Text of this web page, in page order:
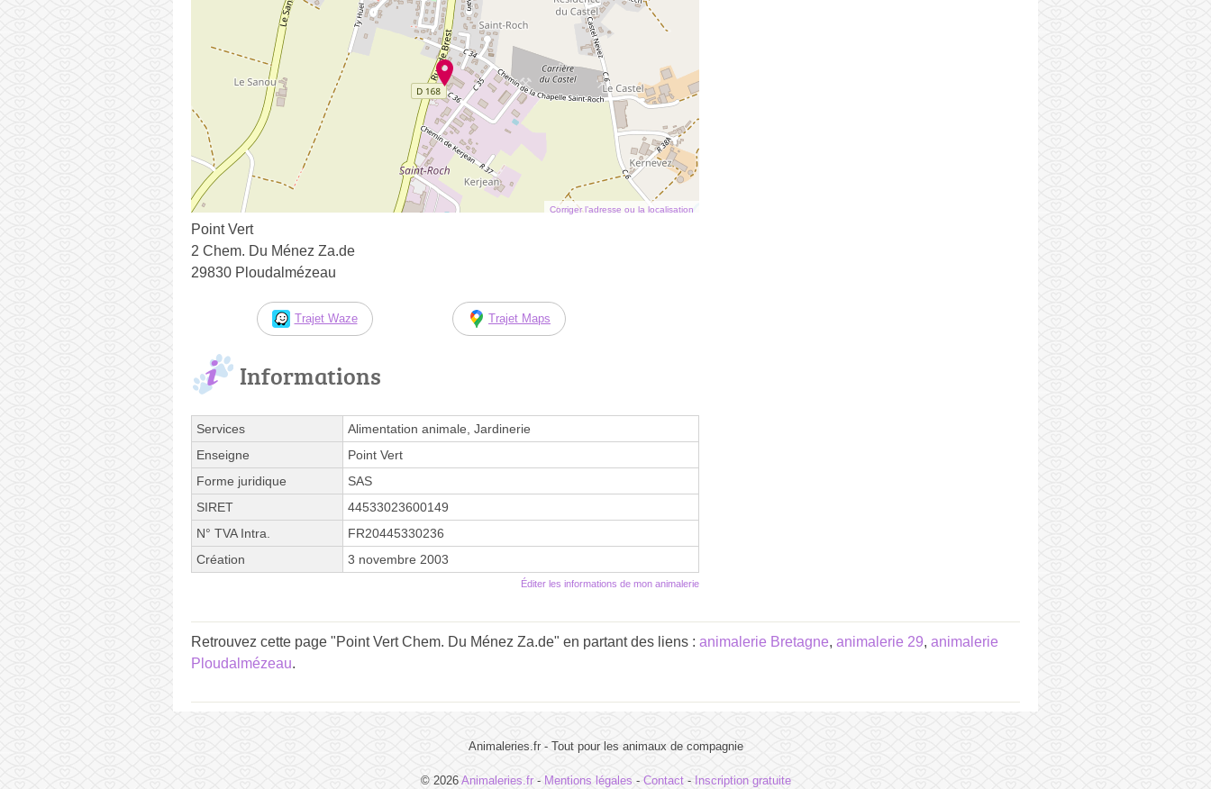
Corriger l’adresse ou la localisation
Point Vert
2 Chem. Du Ménez Za.de
29830 Ploudalmézeau
Trajet Waze Trajet Maps
Informations
Services
Alimentation animale, Jardinerie
Enseigne
Point Vert
Forme juridique
SAS
SIRET
44533023600149
N° TVA Intra.
FR20445330236
Création
3 novembre 2003
Éditer les informations de mon animalerie
Retrouvez cette page "Point Vert Chem. Du Ménez Za.de" en partant des liens : animalerie Bretagne, animalerie 29, animalerie
Ploudalmézeau.
Animaleries.fr - Tout pour les animaux de compagnie
© 2026 Animaleries.fr - Mentions légales - Contact- Inscription gratuite